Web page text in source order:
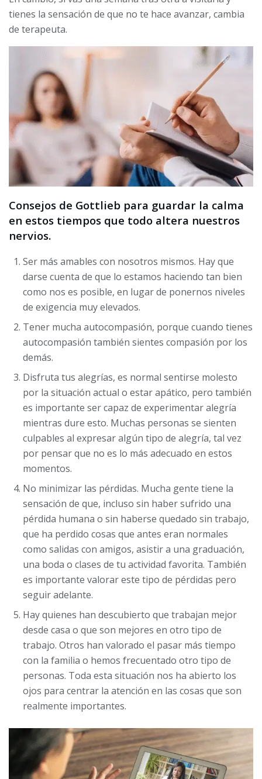
tienes la sensación de que no te hace avanzar, cambia
de terapeuta.
Consejos de Gottlieb para guardar la calma
en estos tiempos que todo altera nuestros
nervios.
Ser más amables con nosotros mismos. Hay que
darse cuenta de que lo estamos haciendo tan bien
como nos es posible, en lugar de ponernos niveles
de exigencia muy elevados.
Tener mucha autocompasión, porque cuando tienes
autocompasión también sientes compasión por los
demás.
Disfruta tus alegrías, es normal sentirse molesto
por la situación actual o estar apático, pero también
es importante ser capaz de experimentar alegría
mientras dure esto. Muchas personas se sienten
culpables al expresar algún tipo de alegría, tal vez
por pensar que no es lo más adecuado en estos
momentos.
No minimizar las pérdidas. Mucha gente tiene la
sensación de que, incluso sin haber sufrido una
pérdida humana o sin haberse quedado sin trabajo,
que ha perdido cosas que antes eran normales
como salidas con amigos, asistir a una graduación,
una boda o clases de tu actividad favorita. También
es importante valorar este tipo de pérdidas pero
seguir adelante.
Hay quienes han descubierto que trabajan mejor
desde casa o que son mejores en otro tipo de
trabajo. Otros han valorado el pasar más tiempo
con la familia o hemos frecuentado otro tipo de
personas. Toda esta situación nos ha abierto los
ojos para centrar la atención en las cosas que son
realmente importantes.